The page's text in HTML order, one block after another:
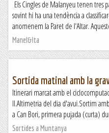
Els Cingles de Malanyeu tenen tres
sovint hi ha una tendència a
anomenem la Paret de l'Altar.
Manel&Ita
Sortida matinal amb la
Itinerari marcat amb el
II.Altimetria del dia d'avui.Sortim
a Can Bori, primera pujada (curta)
Sortides a Muntanya